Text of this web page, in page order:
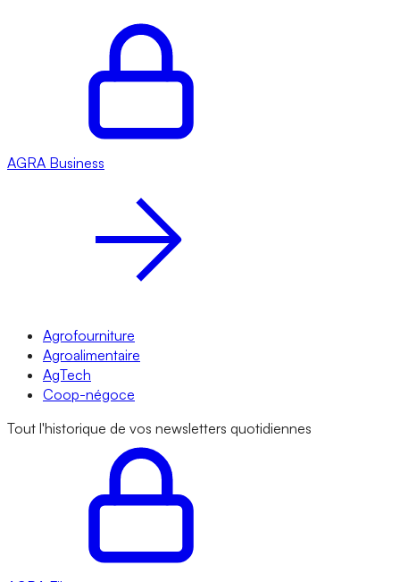
AGRA Business
Agrofourniture
Agroalimentaire
AgTech
Coop-négoce
Tout l'historique de vos newsletters quotidiennes